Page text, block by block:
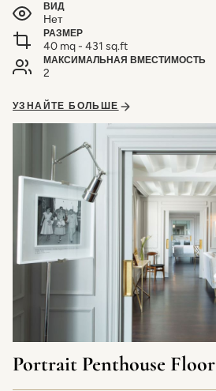
ВИД
Нет
РАЗМЕР
40 mq - 431 sq.ft
МАКСИМАЛЬНАЯ ВМЕСТИМОСТЬ
2
УЗНАЙТЕ БОЛЬШЕ
Portrait Penthouse Floor